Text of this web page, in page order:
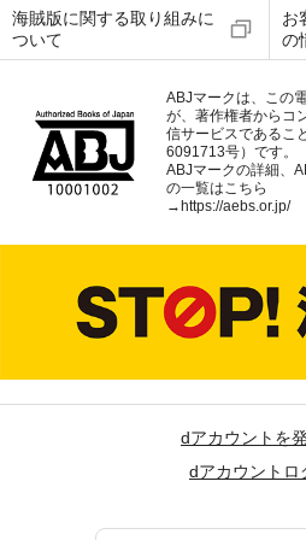
海賊版に関する取り組みに
ついて
お
の
ABJマークは、この
が、著作権者からコ
信サービスであるこ
6091713号）です。
ABJマークの詳細、
の一覧はこちら
→ https://aebs.or.jp/
dアカウントを
dアカウントロ